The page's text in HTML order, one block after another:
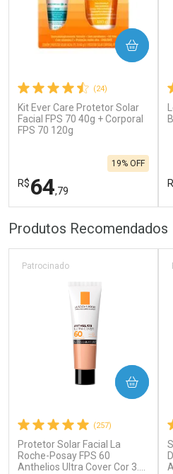
(24)
Kit Ever Care Protetor Solar
Facial FPS 70 40g + Corporal
FPS 70 120g
R$64,79
19% OFF
COMPRAR
Laboratório
Ativar Desconto
Por Menos
Comprar sem Desconto
Produtos Recomendados
(257)
Protetor Solar Facial La
Roche-Posay FPS 60
Anthelios Ultra Cover Cor 3.0
Patrocinado
COMPRAR